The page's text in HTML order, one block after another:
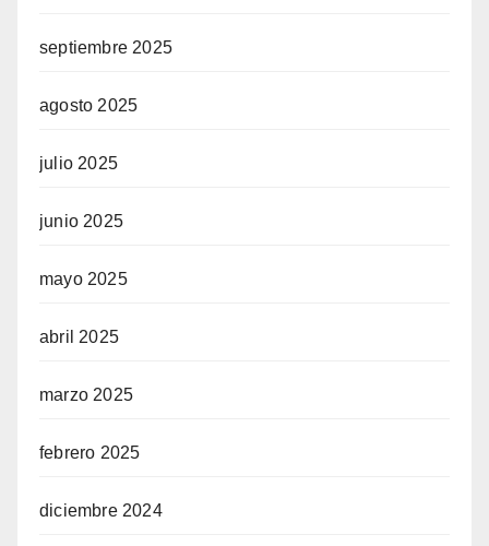
septiembre 2025
agosto 2025
julio 2025
junio 2025
mayo 2025
abril 2025
marzo 2025
febrero 2025
diciembre 2024